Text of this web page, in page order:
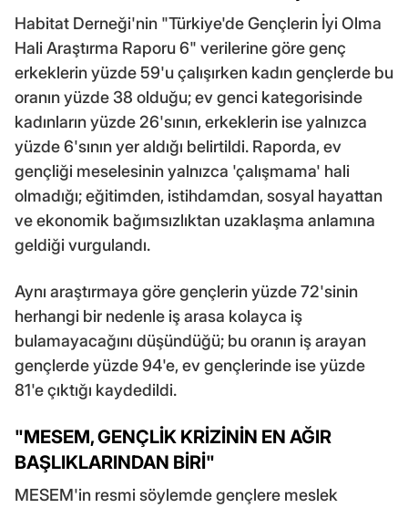
Habitat Derneği'nin "Türkiye'de Gençlerin İyi Olma
Hali Araştırma Raporu 6" verilerine göre genç
erkeklerin yüzde 59'u çalışırken kadın gençlerde bu
oranın yüzde 38 olduğu; ev genci kategorisinde
kadınların yüzde 26'sının, erkeklerin ise yalnızca
yüzde 6'sının yer aldığı belirtildi. Raporda, ev
gençliği meselesinin yalnızca 'çalışmama' hali
olmadığı; eğitimden, istihdamdan, sosyal hayattan
ve ekonomik bağımsızlıktan uzaklaşma anlamına
geldiği vurgulandı.
Aynı araştırmaya göre gençlerin yüzde 72'sinin
herhangi bir nedenle iş arasa kolayca iş
bulamayacağını düşündüğü; bu oranın iş arayan
gençlerde yüzde 94'e, ev gençlerinde ise yüzde
81'e çıktığı kaydedildi.
"MESEM, GENÇLİK KRİZİNİN EN AĞIR
BAŞLIKLARINDAN BİRİ"
MESEM'in resmi söylemde gençlere meslek